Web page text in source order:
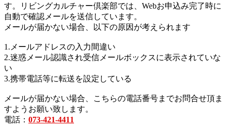
す。リビングカルチャー倶楽部では、Webお申込み完了時に
自動で確認メールを送信しています。
メールが届かない場合、以下の原因が考えられます
1.メールアドレスの入力間違い
2.迷惑メール認識され受信メールボックスに表示されていな
い
3.携帯電話等に転送を設定している
メールが届かない場合、こちらの電話番号までお問合せ頂ま
すようお願い致します。
電話： 073-421-4411